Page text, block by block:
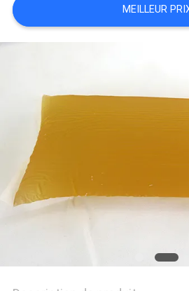
DEMANDEZ
UN DEVIS
SITE
POLITIQUE
DE
CONFIDENTIALITÉ
MEILLEUR